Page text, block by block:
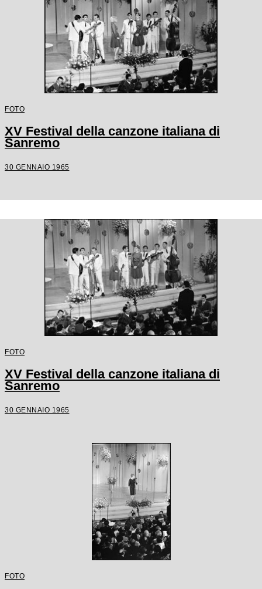
FOTO
XV Festival della canzone italiana di
Sanremo
30 GENNAIO 1965
FOTO
XV Festival della canzone italiana di
Sanremo
30 GENNAIO 1965
FOTO